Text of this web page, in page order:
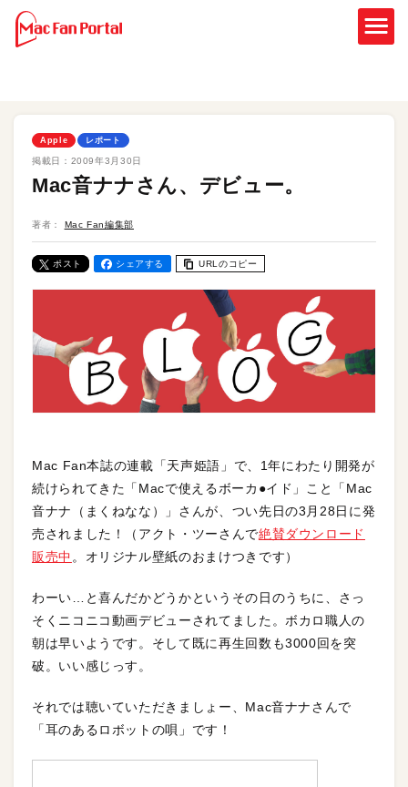
Apple レポート
掲載日： 2009年3月30日
Mac音ナナさん、デビュー。
著者： Mac Fan編集部
ポスト シェアする URLのコピー
Mac Fan本誌の連載「天声姫語」で、1年にわたり開発が
続けられてきた「Macで使えるボーカ●イド」こと「Mac
音ナナ（まくねなな）」さんが、つい先日の3月28日に発
売されました！（アクト・ツーさんで絶賛ダウンロード
販売中。オリジナル壁紙のおまけつきです）
わーい…と喜んだかどうかというその日のうちに、さっ
そくニコニコ動画デビューされてました。ボカロ職人の
朝は早いようです。そして既に再生回数も3000回を突
破。いい感じっす。
それでは聴いていただきましょー、Mac音ナナさんで
「耳のあるロボットの唄」です！